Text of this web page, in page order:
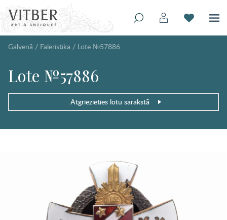
Galvenā / Faleristika / Lote №57886
Lote №57886
Atgriezieties lotu sarakstā